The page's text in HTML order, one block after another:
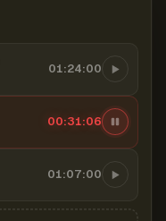
01:24:00
00:31:07
01:07:00